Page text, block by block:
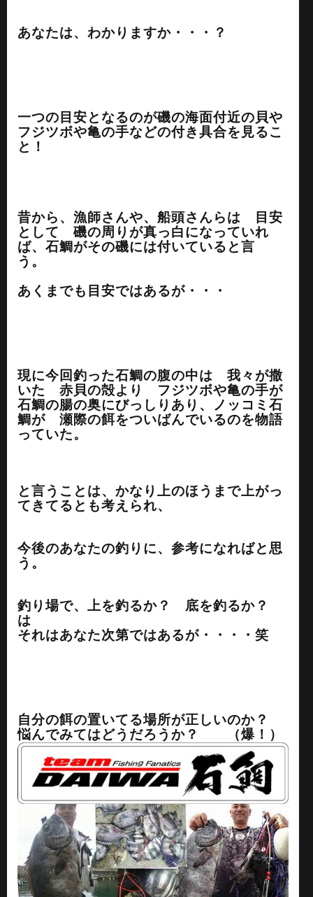
あなたは、わかりますか・・・？
一つの目安となるのが磯の海面付近の貝や
フジツボや亀の手などの付き具合を見るこ
と！
昔から、漁師さんや、船頭さんらは 目安
として 磯の周りが真っ白になっていれ
ば、 石鯛がその磯には付いていると言
う。
あくまでも目安ではあるが・・・
現に今回釣った石鯛の腹の中は 我々が撒
いた 赤貝の殻より フジツボや亀の手が
石鯛の腸の奥にびっしりあり、ノッコミ石
鯛が 瀬際の餌をついばんでいるのを物語
っていた。
と言うことは、かなり上のほうまで上がっ
てきてるとも考えられ、
今後のあなたの釣りに、参考になればと思
う。
釣り場で、上を釣るか？ 底を釣るか？
は
それはあなた次第ではあるが・・・・笑
自分の餌の置いてる場所が正しいのか？
悩んでみてはどうだろうか？ （爆！）